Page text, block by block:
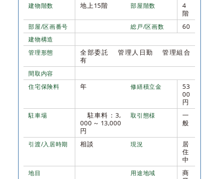
建物階数 地上15階 部屋階数
4
階
部屋/区画番号 総戸/区画数 60
建物構造
管理形態
全部委託 管理人日勤 管理組合
有
間取内容
住宅保険料
年 修繕積立金
53
00
円
駐車場
駐車料：3,
000～13,000
円
取引態様
一
般
引渡/入居時期 相談 現況
居
住
中
地目 用途地域
商